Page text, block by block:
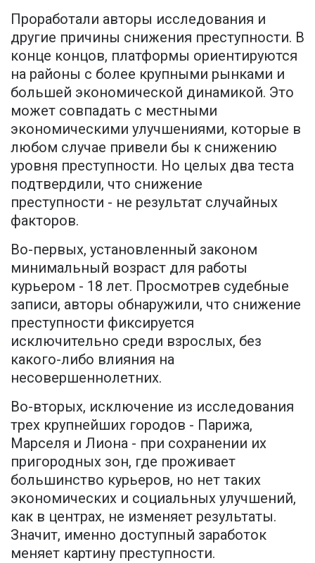
Проработали авторы исследования и
другие причины снижения преступности. В
конце концов, платформы ориентируются
на районы с более крупными рынками и
большей экономической динамикой. Это
может совпадать с местными
экономическими улучшениями, которые в
любом случае привели бы к снижению
уровня преступности. Но целых два теста
подтвердили, что снижение
преступности - не результат случайных
факторов.
Во-первых, установленный законом
минимальный возраст для работы
курьером - 18 лет. Просмотрев судебные
записи, авторы обнаружили, что снижение
преступности фиксируется
исключительно среди взрослых, без
какого-либо влияния на
несовершеннолетних.
Во-вторых, исключение из исследования
трех крупнейших городов - Парижа,
Марселя и Лиона - при сохранении их
пригородных зон, где проживает
большинство курьеров, но нет таких
экономических и социальных улучшений,
как в центрах, не изменяет результаты.
Значит, именно доступный заработок
меняет картину преступности.